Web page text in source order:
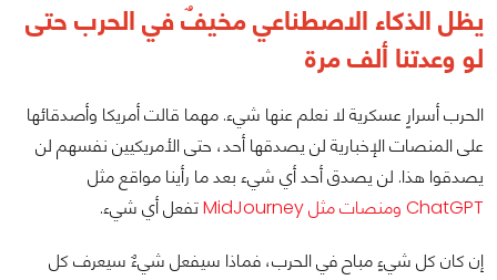
يظل الذكاء الاصطناعي مخيفٌ في الحرب حتى
لو وعدتنا ألف مرة
الحرب أسرارٍ عسكرية لا نعلم عنها شيء. مهما قالت أمريكا وأصدقائها
على المنصات الإخبارية لن يصدقها أحد، حتى الأمريكيين نفسهم لن
يصدقوا هذا. لن يصدق أحد أي شيء بعد ما رأينا مواقع مثل
ChatGPT ومنصات مثل MidJourney
تفعل أي شيء.
إن كان كل شيءٍ مباح في الحرب، فماذا سيفعل شيءٌ سيعرف كل